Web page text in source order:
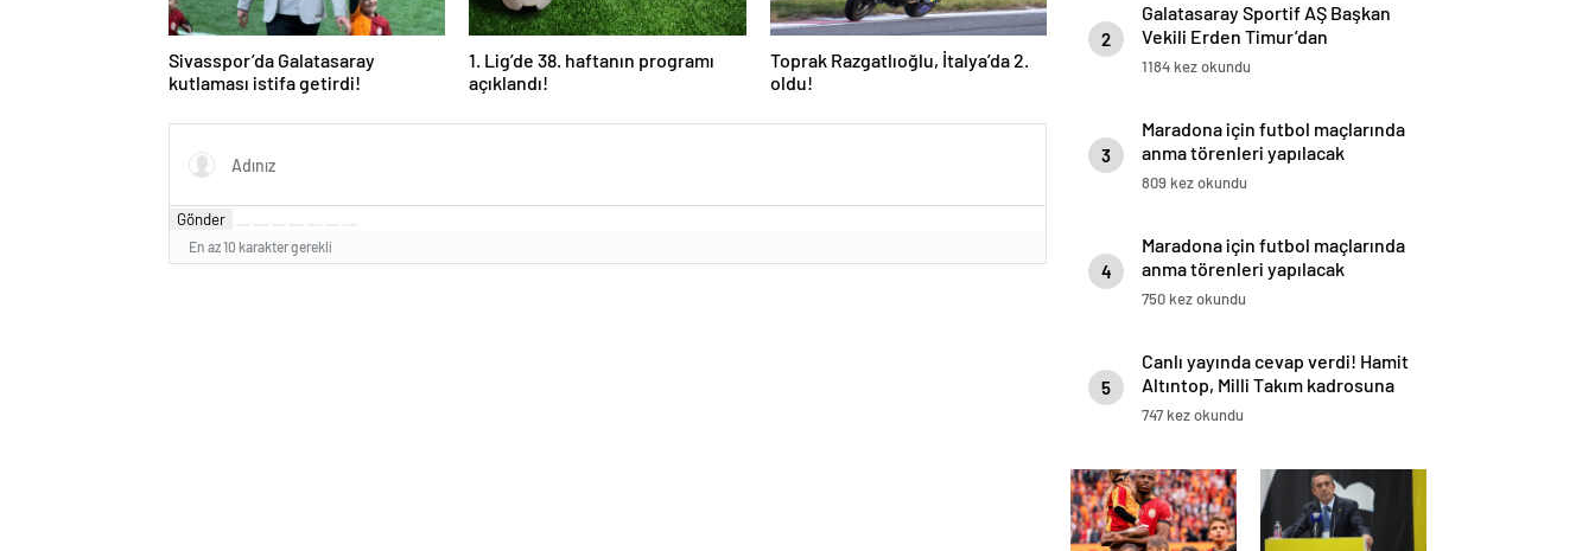
Sivasspor’da Galatasaray
kutlaması istifa getirdi!
1. Lig’de 38. haftanın programı
açıklandı!
Toprak Razgatlıoğlu, İtalya’da 2.
oldu!
Gönder
En az 10 karakter gerekli
2
Galatasaray Sportif AŞ Başkan
Vekili Erden Timur’dan
Manipülasyon Eleştirisi
1184 kez okundu
3
Maradona için futbol maçlarında
anma törenleri yapılacak
809 kez okundu
4
Maradona için futbol maçlarında
anma törenleri yapılacak
750 kez okundu
5
Canlı yayında cevap verdi! Hamit
Altıntop, Milli Takım kadrosuna
müdahale ediyor mu?
747 kez okundu